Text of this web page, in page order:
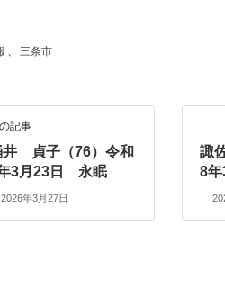
、 三条市
記事
井 貞子（76）令和
3月23日 永眠
2026年3月27日
諏
8